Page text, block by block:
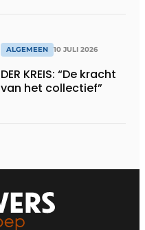
ALGEMEEN 10 JULI 2026
DER KREIS: “De kracht
van het collectief”